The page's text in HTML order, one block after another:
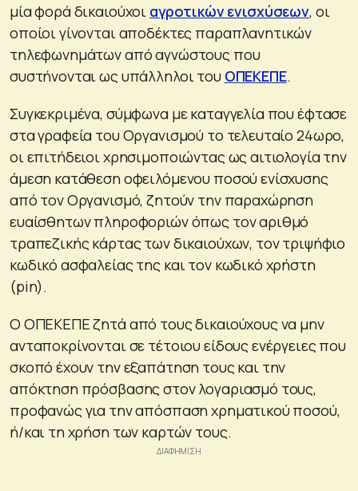
μία φορά δικαιούχοι αγροτικών ενισχύσεων, οι
οποίοι γίνονται αποδέκτες παραπλανητικών
τηλεφωνημάτων από αγνώστους που
συστήνονται ως υπάλληλοι του ΟΠΕΚΕΠΕ.
Συγκεκριμένα, σύμφωνα με καταγγελία που έφτασε
στα γραφεία του Οργανισμού το τελευταίο 24ωρο,
οι επιτήδειοι χρησιμοποιώντας ως αιτιολογία την
άμεση κατάθεση οφειλόμενου ποσού ενίσχυσης
από τον Οργανισμό, ζητούν την παραχώρηση
ευαίσθητων πληροφοριών όπως τον αριθμό
τραπεζικής κάρτας των δικαιούχων, τον τριψήφιο
κωδικό ασφαλείας της και τον κωδικό χρήστη
(pin).
Ο ΟΠΕΚΕΠΕ ζητά από τους δικαιούχους να μην
ανταποκρίνονται σε τέτοιου είδους ενέργειες που
σκοπό έχουν την εξαπάτηση τους και την
απόκτηση πρόσβασης στον λογαριασμό τους,
προφανώς για την απόσπαση χρηματικού ποσού,
ή/και τη χρήση των καρτών τους.